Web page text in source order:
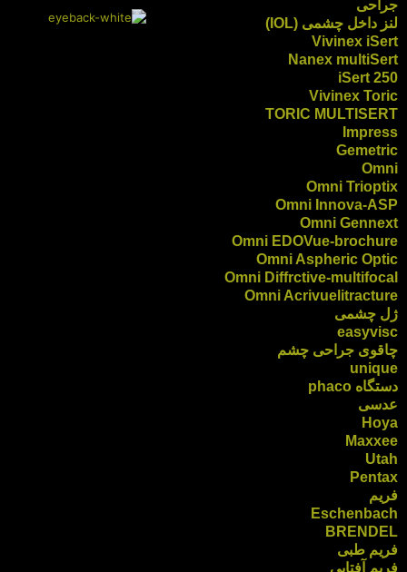
جراحی
لنز داخل چشمی (IOL)
Vivinex iSert
Nanex multiSert
iSert 250
Vivinex Toric
TORIC MULTISERT
Impress
Gemetric
Omni
Omni Trioptix
Omni Innova-ASP
Omni Gennext
Omni EDOVue-brochure
Omni Aspheric Optic
Omni Diffrctive-multifocal
Omni Acrivuelitracture
ژل چشمی
easyvisc
چاقوی جراحی چشم
unique
دستگاه phaco
عدسی
Hoya
Maxxee
Utah
Pentax
فریم
Eschenbach
BRENDEL
فریم طبی
فریم آفتابی